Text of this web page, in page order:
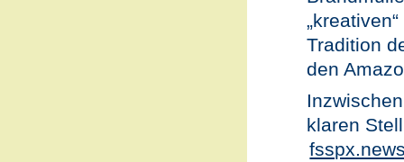
Tradition
den
klaren